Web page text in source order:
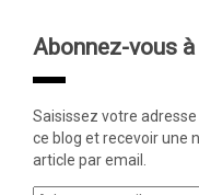
Abonnez-vous
Saisissez votre
ce blog et recevoir une
article par email.